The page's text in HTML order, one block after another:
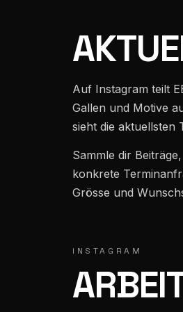
Mühlenstrasse 28 · 9000 St. Gallen
Auf Instagram teilt
Gallen und Motive
sieht die aktuellsten
Sammle dir
konkrete
Grösse und
INSTAGRAM